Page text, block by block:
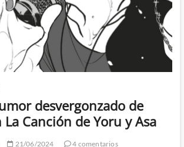
desvergonzado de
Canción de Yoru y Asa
21/06/2024 4 comentarios